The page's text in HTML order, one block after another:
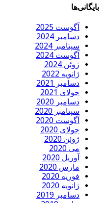
آگوست 2025
دسامبر 2024
سپتامبر 2024
آگوست 2024
ژوئن 2024
ژانویه 2022
دسامبر 2021
جولای 2021
دسامبر 2020
سپتامبر 2020
آگوست 2020
جولای 2020
ژوئن 2020
می 2020
آوریل 2020
مارس 2020
فوریه 2020
ژانویه 2020
دسامبر 2019